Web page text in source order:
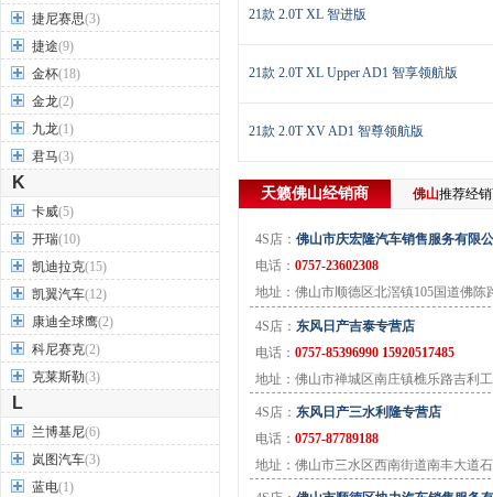
捷尼赛思(3)
捷途(9)
金杯(18)
金龙(2)
九龙(1)
君马(3)
K
卡威(5)
开瑞(10)
凯迪拉克(15)
凯翼汽车(12)
康迪全球鹰(2)
科尼赛克(2)
克莱斯勒(3)
L
兰博基尼(6)
岚图汽车(3)
蓝电(1)
21款 2.0T XL 智进版
21款 2.0T XL Upper AD1 智享领航版
21款 2.0T XV AD1 智尊领航版
天籁佛山经销商 佛山推荐经
4S店： 佛山市庆宏隆汽车销售服务有限
电话： 0757-23602308
地址：佛山市顺德区北滘镇105国道佛陈
4S店： 东风日产吉泰专营店
电话： 0757-85396990 15920517485
地址：佛山市禅城区南庄镇樵乐路吉利
4S店： 东风日产三水利隆专营店
电话： 0757-87789188
地址：佛山市三水区西南街道南丰大道